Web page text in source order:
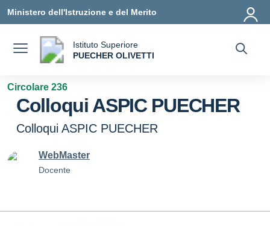
Ministero dell'Istruzione e del Merito
Istituto Superiore
PUECHER OLIVETTI
Circolare 236
Colloqui ASPIC PUECHER
Colloqui ASPIC PUECHER
WebMaster
Docente